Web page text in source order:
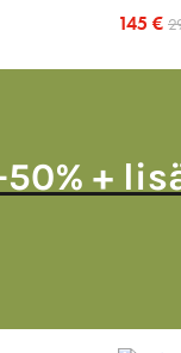
50% +
145 €